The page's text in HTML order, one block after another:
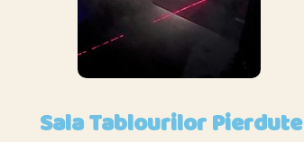
Sala Tablourilor Pierdute